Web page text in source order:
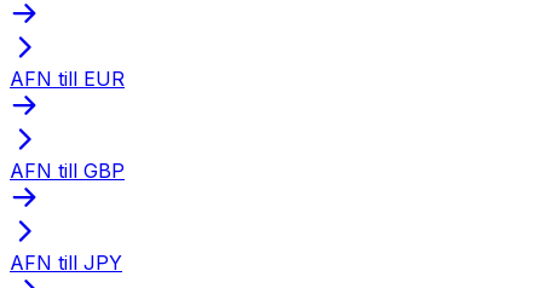
AFN till EUR
AFN till GBP
AFN till JPY